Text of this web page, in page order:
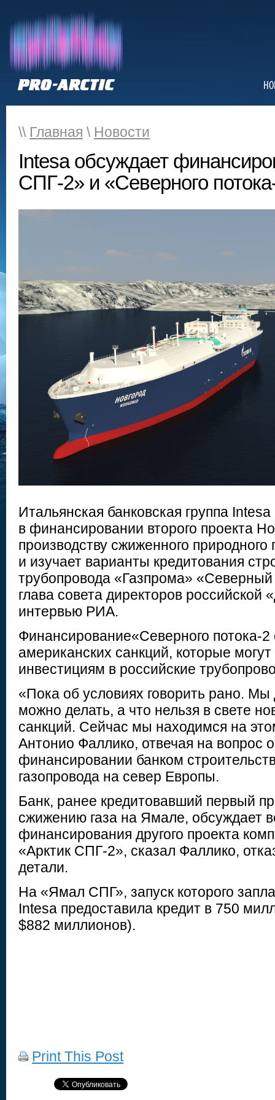
\\ Главная \ Новости
Intesa обсуждает
СПГ-2» и «Северного
Итальянская банковская группа
в финансировании второго проекта
производству сжиженного
и изучает варианты кредитования
трубопровода «Газпрома» «Северный
глава совета директоров российской
интервью РИА.
Финансирование«Северного потока-2
американских санкций, которые
инвестициям в российские
«Пока об условиях говорить рано.
можно делать, а что нельзя в свете
санкций. Сейчас мы находимся на
Антонио Фаллико, отвечая на вопрос
финансировании банком
газопровода на север Европы.
Банк, ранее кредитовавший первый
сжижению газа на Ямале, обсуждает
финансирования другого проекта
«Арктик СПГ-2», сказал Фаллико,
детали.
На «Ямал СПГ», запуск которого
Intesa предоставила кредит в 750
$882 миллионов).
Print This Post